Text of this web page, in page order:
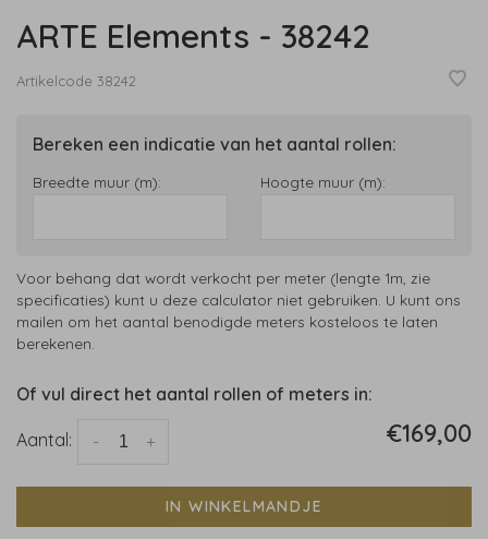
ARTE Elements - 38242
Artikelcode 38242
Bereken een indicatie van het aantal rollen:
Breedte muur (m): Hoogte muur (m):
Voor behang dat wordt verkocht per meter (lengte 1m, zie
specificaties) kunt u deze calculator niet gebruiken. U kunt ons
mailen om het aantal benodigde meters kosteloos te laten
berekenen.
Of vul direct het aantal rollen of meters in:
Aantal: +
- €169,00
IN WINKELMANDJE